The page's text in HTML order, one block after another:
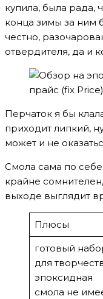
купила, была рада,
конца зимы за ним
честно,
отвердителя, да и
Перчаток я бы
приходит липкий,
может и не
Смола сама по
крайне
выходе выглядит
Плюсы
готовый
для
эпоксидная
смола не